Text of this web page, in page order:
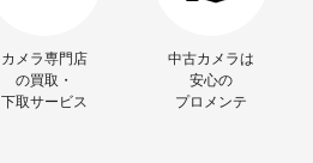
カメラ専門店
の買取・
下取サービス
中古カメラは
安心の
プロメンテ